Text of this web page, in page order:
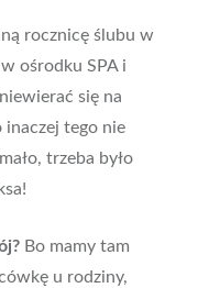
rocznicę ślubu w
ośrodku SPA i
się na
inaczej tego nie
trzeba było
Bo mamy tam
u rodziny,